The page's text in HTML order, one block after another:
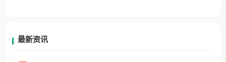
最新资讯